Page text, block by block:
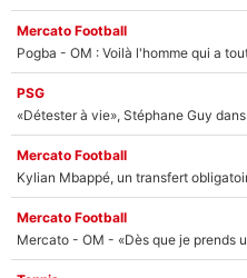
Mercato Football
Pogba - OM : Voilà l'homme qui a
PSG
«Détester à vie», Stéphane Guy
Mercato Football
Kylian Mbappé, un transfert
Mercato Football